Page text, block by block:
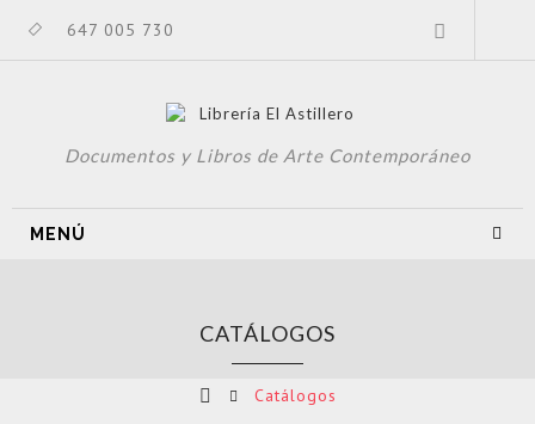
647 005 730
Documentos y Libros de Arte Contemporáneo
MENÚ
CATÁLOGOS
Catálogos